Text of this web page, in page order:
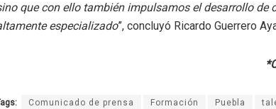
que con ello también impulsamos el desarrollo de
especializado”, concluyó Ricardo Guerrero
Comunicado de prensa Formación Puebla